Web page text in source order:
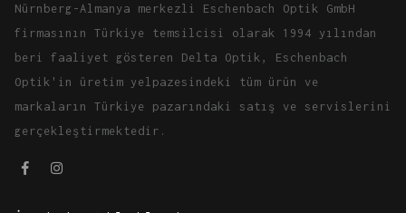
Nürnberg-Almanya merkezli Eschenbach Optik GmbH
firmasının Türkiye temsilcisi olarak 1994 yılından
beri faaliyet gösteren Delta Optik, Eschenbach
Optik'in üretim yelpazesindeki tüm ürün ve
markaların Türkiye pazarındaki satış ve servislerini
gerçekleştirmektedir.